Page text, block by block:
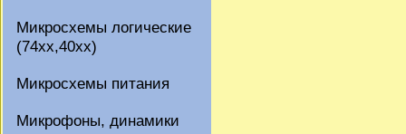
Микросхемы логические
(74xx,40xx)
Микросхемы питания
Микрофоны, динамики